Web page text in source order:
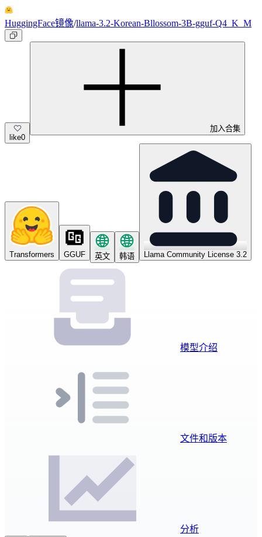
HuggingFace镜像/llama-3.2-Korean-Bllossom-3B-gguf-Q4_K_M
like0
加入合集
Transformers GGUF 英文 韩语 Llama Community License 3.2
模型介绍
文件和版本
分析